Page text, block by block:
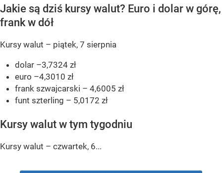
Jakie są dziś kursy walut? Euro i dolar w górę,
frank w dół
Kursy walut – piątek, 7 sierpnia
dolar –3,7324 zł
euro –4,3010 zł
frank szwajcarski – 4,6005 zł
funt szterling – 5,0172 zł
Kursy walut w tym tygodniu
Kursy walut – czwartek, 6...